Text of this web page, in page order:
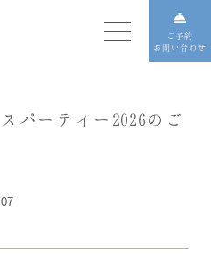
ご予約
お問い合わせ
パーティー2026のご